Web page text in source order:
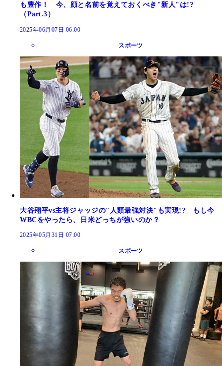
も豊作！ 今、顔と名前を覚えておくべき"新人"は!?
（Part.3）
2025年06月07日 06:00
スポーツ
大谷翔平vs主将ジャッジの"人類最強対決"も実現!? もし今
WBCをやったら、日米どっちが強いのか？
2025年05月31日 07:00
スポーツ